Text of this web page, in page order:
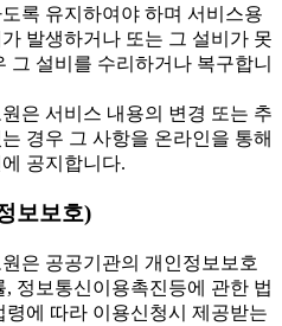
록 유지하여야 하며 서비스용
발생하거나 또는 그 설비가 못
그 설비를 수리하거나 복구합니
은 서비스 내용의 변경 또는 추
경우 그 사항을 온라인을 통해
공지합니다.
보보호)
은 공공기관의 개인정보보호
, 정보통신이용촉진등에 관한 법
령에 따라 이용신청시 제공받는